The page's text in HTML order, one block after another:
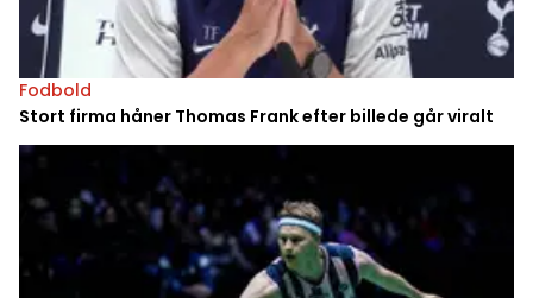
Fodbold
Stort firma håner Thomas Frank efter billede går viralt